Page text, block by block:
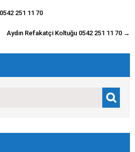
251 11 70
Aydın Refakatçi Koltuğu 0542 251 11 70 →